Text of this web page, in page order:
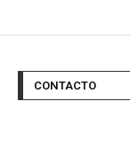
CONTACTO